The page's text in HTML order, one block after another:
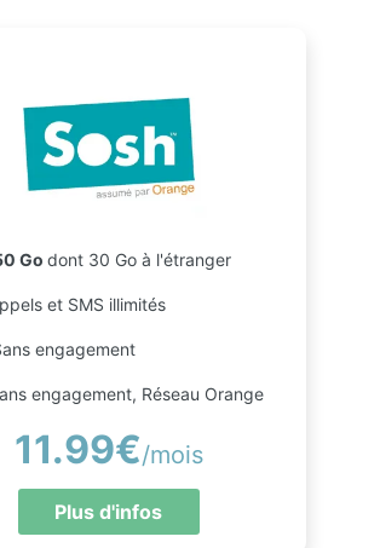
Go dont 30 Go à l'étranger
et SMS illimités
engagement
engagement, Réseau Orange
11.99€/mois
Plus d'infos